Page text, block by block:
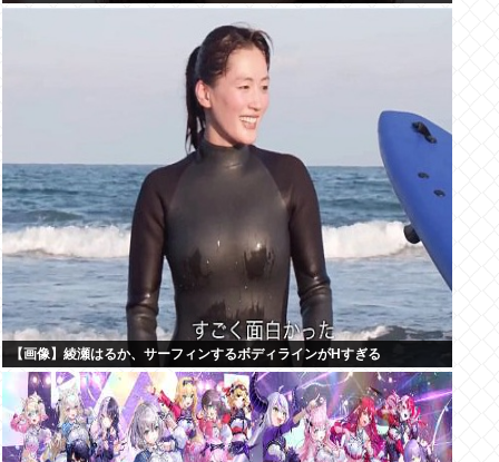
【画像】綾瀬はるか、サーフィンするボディラインがHすぎる